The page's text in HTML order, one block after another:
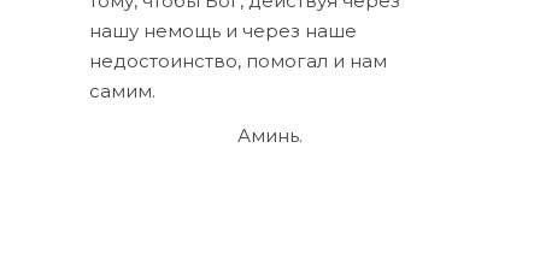
нашу немощь и через наше
недостоинство, помогал и нам
самим.
Аминь.